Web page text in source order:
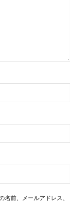
前、メールアドレス、